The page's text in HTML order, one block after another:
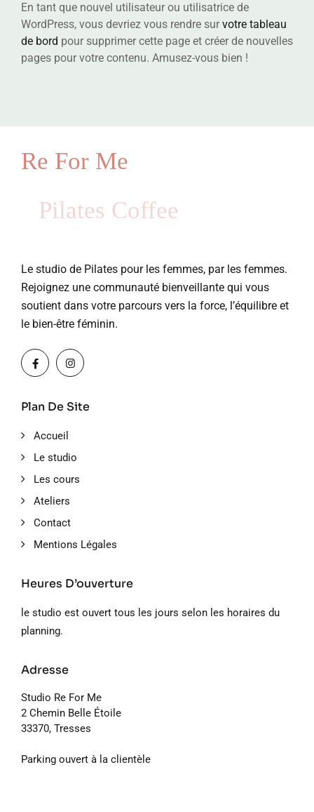
En tant que nouvel utilisateur ou utilisatrice de
WordPress, vous devriez vous rendre survotre tableau
de bord pour supprimer cette page et créer de nouvelles
pages pour votre contenu. Amusez-vous bien !
Re For Me
Pilates Coffee
Le studio de Pilates pour les femmes, par les femmes.
Rejoignez une communauté bienveillante qui vous
soutient dans votre parcours vers la force, l’équilibre et
le bien-être féminin.
Plan De Site
Accueil
Le studio
Les cours
Ateliers
Contact
Mentions Légales
Heures D’ouverture
le studio est ouvert tous les jours selon les horaires du
planning.
Adresse
Studio Re For Me
2 Chemin Belle Étoile
33370, Tresses
Parking ouvert à la clientèle